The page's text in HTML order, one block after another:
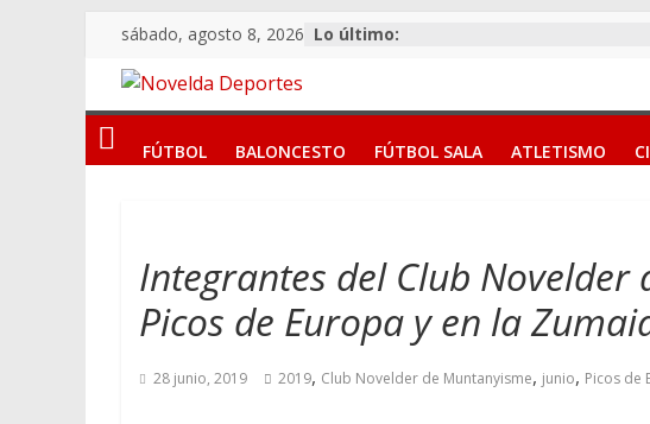
Saltar
contenido
sábado, agosto 8, 2026 Lo último:
Novelda
Deportes
nuestro
deporte
FÚTBOL BALONCESTO FÚTBOL SALA ATLETISMO
Integrantes del Club
Picos de Europa y en la
28 junio, 2019 2019, Club Novelder de Muntanyisme, junio, Picos de